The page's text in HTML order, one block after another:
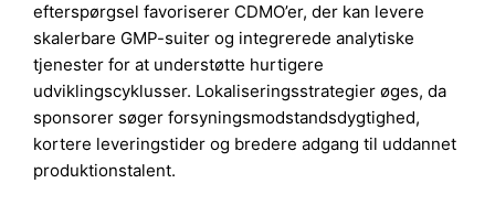
efterspørgsel favoriserer CDMO’er, der kan levere
skalerbare GMP-suiter og integrerede analytiske
tjenester for at understøtte hurtigere
udviklingscyklusser. Lokaliseringsstrategier øges, da
sponsorer søger forsyningsmodstandsdygtighed,
kortere leveringstider og bredere adgang til uddannet
produktionstalent.